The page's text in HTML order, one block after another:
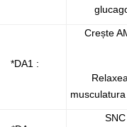
*DA1 :
Crește
SNC